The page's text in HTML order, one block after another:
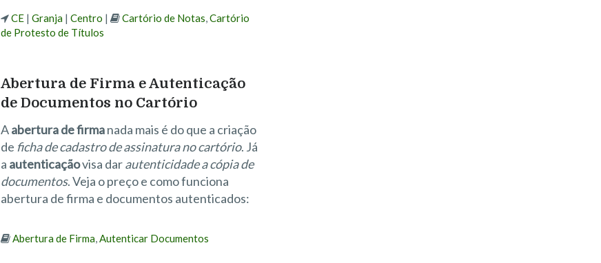
CE | Granja | Centro | Cartório de Notas,Cartório
de Protesto de Títulos
Abertura de Firma e Autenticação
de Documentos no Cartório
Aabertura de firmanada mais é do que a criação
de ficha de cadastro de assinatura no cartório. Já
a autenticaçãovisa darautenticidade a cópia de
documentos. Veja o preço e como funciona
abertura de firma e documentos autenticados:
Abertura de Firma,Autenticar Documentos